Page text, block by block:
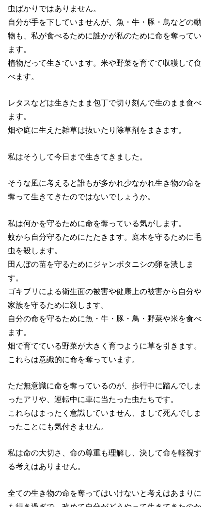
虫ばかりではありません。
自分が手を下していませんが、魚・牛・豚・鳥などの動
物も、私が食べるために誰かが私のために命を奪ってい
ます。
植物だって生きています。米や野菜を育てて収穫して食
べます。
レタスなどは生きたまま包丁で切り刻んで生のまま食べ
ます。
畑や庭に生えた雑草は抜いたり除草剤をまきます。
私はそうして今日まで生きてきました。
そうな風に考えると誰もが多かれ少なかれ生き物の命を
奪って生きてきたのではないでしょうか。
私は何かを守るために命を奪っている気がします。
蚊から自分守るためにたたきます。庭木を守るために毛
虫を殺します。
田んぼの苗を守るためにジャンボタニシの卵を潰しま
す。
ゴキブリによる衛生面の被害や健康上の被害から自分や
家族を守るために殺します。
自分の命を守るために魚・牛・豚・鳥・野菜や米を食べ
ます。
畑で育てている野菜が大きく育つように草を引きます。
これらは意識的に命を奪っています。
ただ無意識に命を奪っているのが、歩行中に踏んでしま
ったアリや、運転中に車に当たった虫たちです。
これらはまったく意識していません、まして死んでしま
ったことにも気付きません。
私は命の大切さ、命の尊重も理解し、決して命を軽視す
る考えはありません。
全ての生き物の命を奪ってはいけないと考えはあまりに